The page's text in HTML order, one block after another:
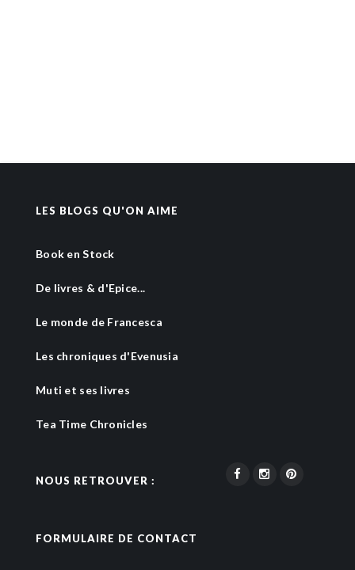
LES BLOGS QU'ON AIME
Book en Stock
De livres & d'Epice...
Le monde de Francesca
Les chroniques d'Evenusia
Muti et ses livres
Tea Time Chronicles
NOUS RETROUVER :
FORMULAIRE DE CONTACT